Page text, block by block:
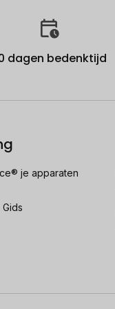
dagen bedenktijd
je apparaten